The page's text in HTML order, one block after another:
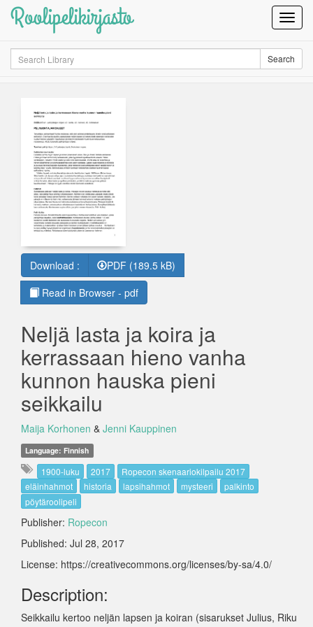
Roolipelikirjasto
Search Search
Download :
PDF (189.5 kB)
Read in Browser - pdf
Neljä lasta ja koira ja
kerrassaan hieno vanha
kunnon hauska pieni
seikkailu
Maija Korhonen & Jenni Kauppinen
Language: Finnish
1900-luku 2017
Ropecon skenaariokilpailu 2017
eläinhahmot
historia lapsihahmot mysteeri
palkinto
pöytäroolipeli
Publisher: Ropecon
Published: Jul 28, 2017
License: https://creativecommons.org/licenses/by-sa/4.0/
Description:
Seikkailu kertoo neljän lapsen ja koiran (sisarukset Julius, Riku